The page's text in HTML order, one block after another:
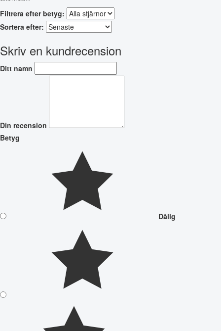
Filtrera efter betyg:
Sortera efter:
Skriv en kundrecension
Ditt namn
Din recension
Betyg
Dålig